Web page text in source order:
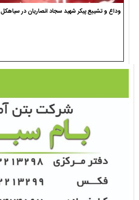
وداع و تشییع پیکر شهید سجاد انصاریان در سیاهکل